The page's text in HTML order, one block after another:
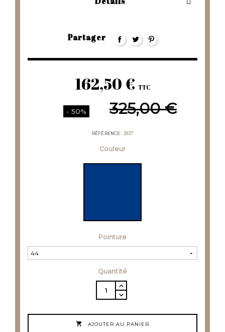
Partager
162,50 € TTC
- 50% 325,00 €
RÉFÉRENCE 2837
Couleur
Pointure
Quantité
 AJOUTER AU PANIER